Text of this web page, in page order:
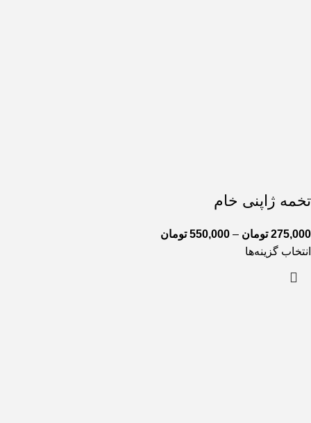
تخمه ژاپنی خام
275,000 تومان –
550,000 تومان
انتخاب گزینه‌ها